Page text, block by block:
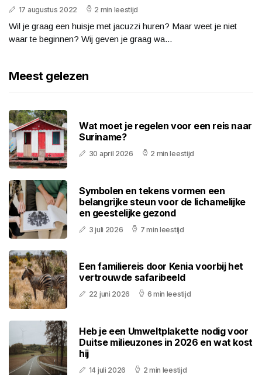
17 augustus 2022 2 min leestijd
Wil je graag een huisje met jacuzzi huren? Maar weet je niet
waar te beginnen? Wij geven je graag wa...
Meest gelezen
Wat moet je regelen voor een reis naar
Suriname?
30 april 2026 2 min leestijd
Symbolen en tekens vormen een
belangrijke steun voor de lichamelijke
en geestelijke gezond
3 juli 2026 7 min leestijd
Een familiereis door Kenia voorbij het
vertrouwde safaribeeld
22 juni 2026 6 min leestijd
Heb je een Umweltplakette nodig voor
Duitse milieuzones in 2026 en wat kost
hij
14 juli 2026 2 min leestijd